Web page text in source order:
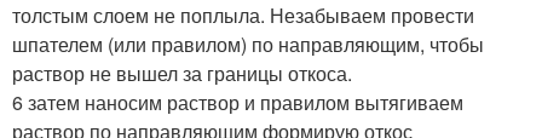
толстым слоем не поплыла. Незабываем провести
шпателем (или правилом) по направляющим, чтобы
раствор не вышел за границы откоса.
6 затем наносим раствор и правилом вытягиваем
раствор по направляющим формирую откос